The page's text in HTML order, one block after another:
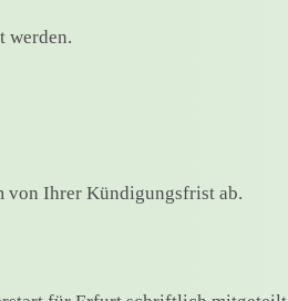
werden.
von Ihrer Kündigungsfrist ab.